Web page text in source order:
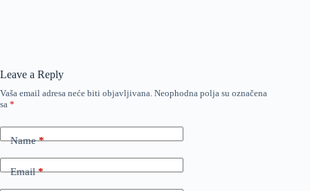
Leave a Reply
Vaša email adresa neće biti objavljivana. Neophodna polja su označena
sa *
Name*
Email*